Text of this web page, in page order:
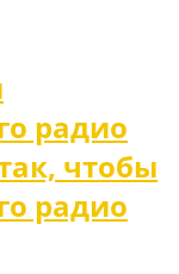
радио
чтобы
радио